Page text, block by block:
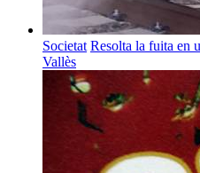
Societat Resolta la fuita en
Vallès